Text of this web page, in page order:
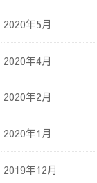
2020年5月
2020年4月
2020年2月
2020年1月
2019年12月